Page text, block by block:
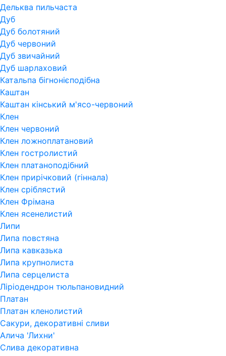
Дельква пильчаста
Дуб
Дуб болотяний
Дуб червоний
Дуб звичайний
Дуб шарлаховий
Катальпа бігнонієподібна
Каштан
Каштан кінський м'ясо-червоний
Клен
Клен червоний
Клен ложноплатановий
Клен гостролистий
Клен платаноподібний
Клен прирічковий (гіннала)
Клен сріблястий
Клен Фрімана
Клен ясенелистий
Липи
Липа повстяна
Липа кавказька
Липа крупнолиста
Липа серцелиста
Ліріодендрон тюльпановидний
Платан
Платан кленолистий
Сакури, декоративні сливи
Алича 'Лихни'
Слива декоративна